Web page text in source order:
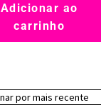
Adicionar ao
carrinho